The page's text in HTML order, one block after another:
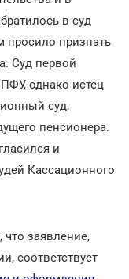
в суд
просило признать
Суд первой
однако истец
суд,
пенсионера.
и
Кассационного
что заявление,
соответствует